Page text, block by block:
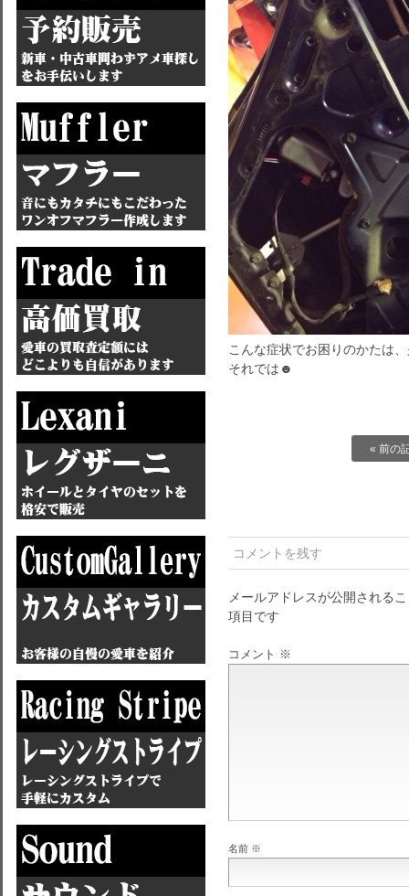
こんな症状でお困りのかたは
それでは☻
« 前の
コメントを残す
メールアドレスが公開される
項目です
コメント ※
名前 ※